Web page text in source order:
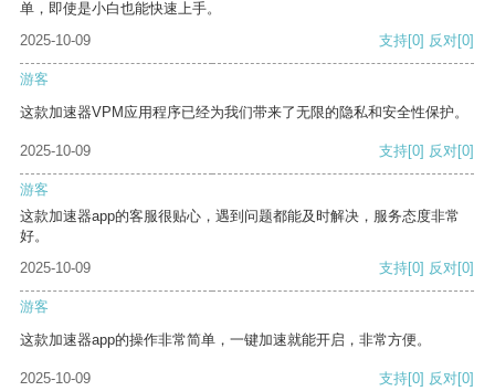
单，即使是小白也能快速上手。
2025-10-09
支持[0] 反对[0]
游客
这款加速器VPM应用程序已经为我们带来了无限的隐私和安全性保护。
2025-10-09 支持[0] 反对[0]
游客
这款加速器app的客服很贴心，遇到问题都能及时解决，服务态度非常
好。
2025-10-09
支持[0] 反对[0]
游客
这款加速器app的操作非常简单，一键加速就能开启，非常方便。
2025-10-09 支持[0] 反对[0]